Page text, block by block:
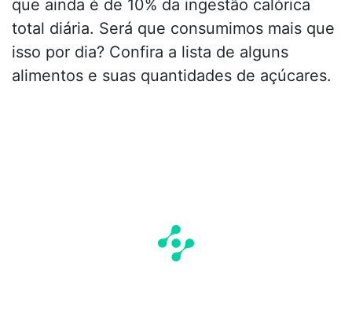
que ainda é de 10% da ingestão calórica
total diária. Será que consumimos mais que
isso por dia? Confira a lista de alguns
alimentos e suas quantidades de açúcares.